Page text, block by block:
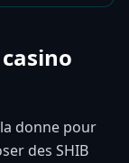
donne pour
des SHIB